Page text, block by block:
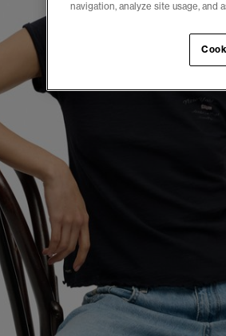
navigation, analyze site usage, and